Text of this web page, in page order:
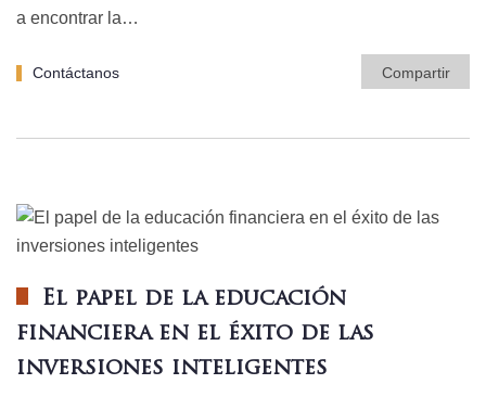
a encontrar la…
Contáctanos Compartir
El papel de la educación
financiera en el éxito de las
inversiones inteligentes